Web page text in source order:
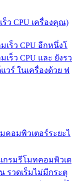
ร็ว CPU เครื่องคุณ)
เร็ว CPU อีกหนึ่งโ
ร็ว CPU และ ยังรว
วร์ ในเครื่องด้วย ฟ
คอมพิวเตอร์ระยะไ
กรมรีโมทคอมพิวเต
รวดเร็มไม่มีกระตุ